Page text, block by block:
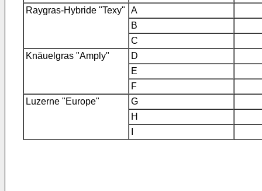
Raygras-Hybride "Texy"
A
B
C
Knäuelgras "Amply"
D
E
F
Luzerne "Europe"
G
H